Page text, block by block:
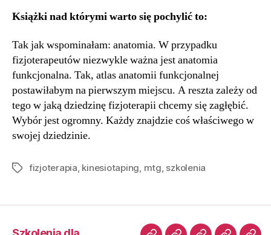
Książki nad którymi warto się pochylić to:
Tak jak wspominałam: anatomia. W przypadku
fizjoterapeutów niezwykle ważna jest anatomia
funkcjonalna. Tak, atlas anatomii funkcjonalnej
postawiłabym na pierwszym miejscu. A reszta zależy od
tego w jaką dziedzinę fizjoterapii chcemy się zagłębić.
Wybór jest ogromny. Każdy znajdzie coś właściwego w
swojej dziedzinie.
fizjoterapia, kinesiotaping, mtg, szkolenia